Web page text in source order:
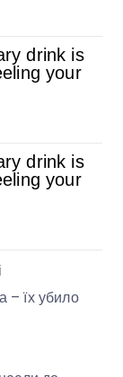
– їх убило